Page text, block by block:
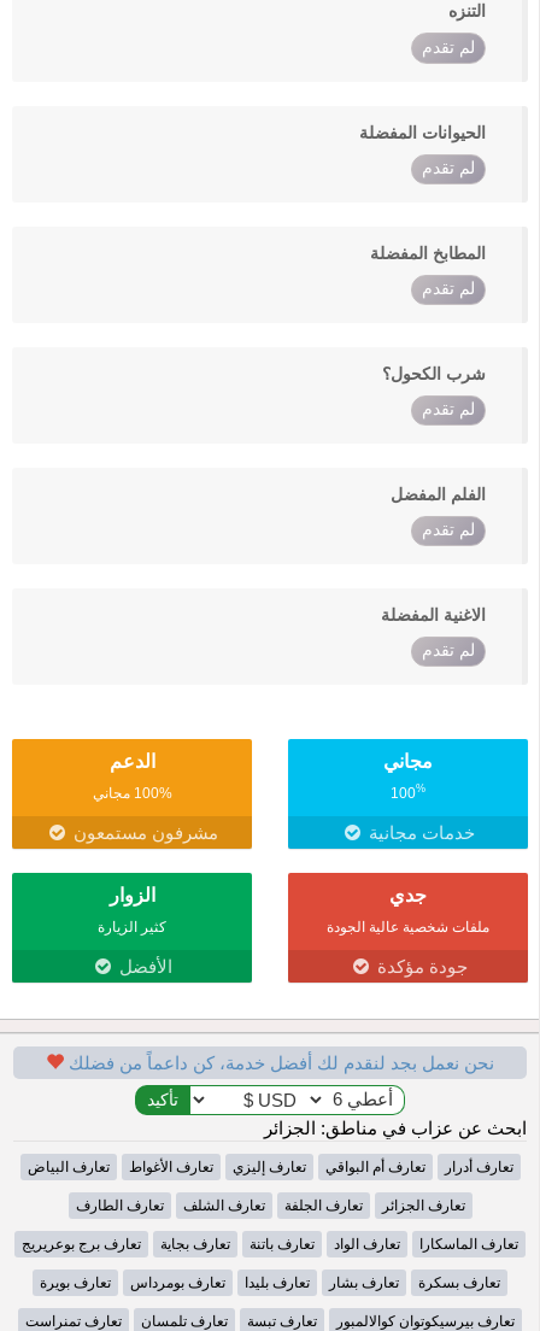
التنزه
لم تقدم
الحيوانات المفضلة
لم تقدم
المطابخ المفضلة
لم تقدم
شرب الكحول؟
لم تقدم
الفلم المفضل
لم تقدم
الاغنية المفضلة
لم تقدم
مجاني
100%
خدمات مجانية
الدعم
100% مجاني
مشرفون مستمعون
جدي
ملفات شخصية عالية الجودة
جودة مؤكدة
الزوار
كثير الزيارة
الأفضل
نحن نعمل بجد لنقدم لك أفضل خدمة، كن داعماً من فضلك
ابحث عن عزاب في مناطق: الجزائر
تعارف أدرار تعارف أم البواقي تعارف إليزي تعارف الأغواط تعارف البياض
تعارف الجزائر تعارف الجلفة تعارف الشلف تعارف الطارف
تعارف الماسكارا تعارف الواد تعارف باتنة تعارف بجاية تعارف برج بوعريريج
تعارف بسكرة تعارف بشار تعارف بليدا تعارف بومرداس تعارف بويرة
تعارف بيرسيكوتوان كوالالمبور تعارف تبسة تعارف تلمسان تعارف تمنراست